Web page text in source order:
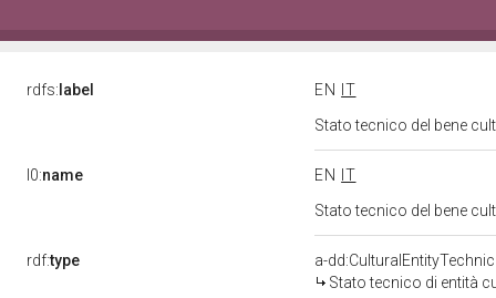
rdfs: label EN
IT
Stato tecnico del bene
l0:name EN
IT
Stato tecnico del bene
rdf:type
a-
Stato tecnico di entità